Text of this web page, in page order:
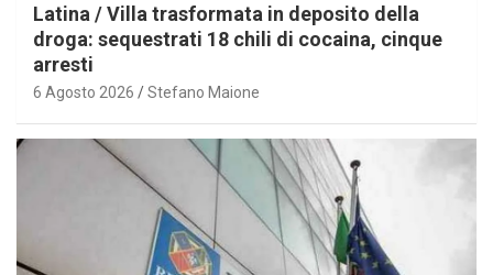
Latina / Villa trasformata in deposito della
droga: sequestrati 18 chili di cocaina, cinque
arresti
6 Agosto 2026 Stefano Maione